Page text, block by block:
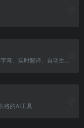
科大讯飞推出的AI智能会议系统，实时字幕、实时翻译、自动生成会议记录
格的AI工具